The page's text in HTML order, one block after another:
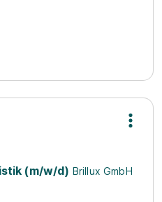
(m/w/d) Brillux GmbH